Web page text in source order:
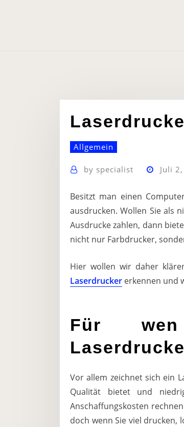
Allgemein
by specialist Juli
Besitzt man einen
ausdrucken. Wollen Sie als
Ausdrucke zahlen, dann
nicht nur Farbdrucker,
Hier wollen wir daher
Laserdrucker erkennen und
Für
Vor allem zeichnet sich ein
Qualität bietet und
Anschaffungskosten
doch wenn Sie viel drucken,